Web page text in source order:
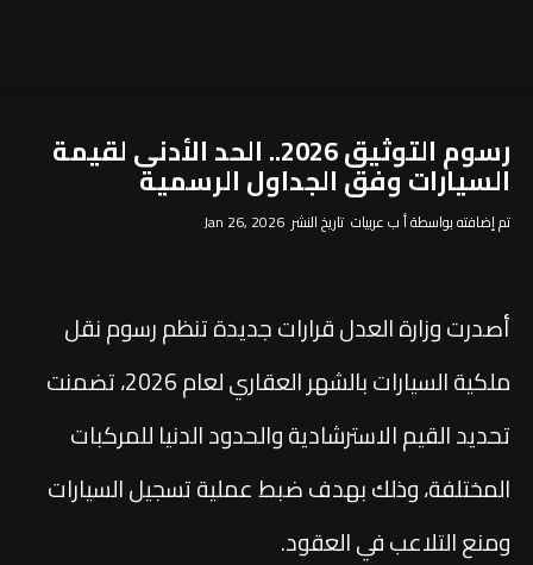
رسوم التوثيق 2026.. الحد الأدنى لقيمة
السيارات وفق الجداول الرسمية
تم إضافته بواسطة أ ب عربيات تاريخ النشر Jan 26, 2026
أصدرت وزارة العدل قرارات جديدة تنظم رسوم نقل
ملكية السيارات بالشهر العقاري لعام 2026، تضمنت
تحديد القيم الاسترشادية والحدود الدنيا للمركبات
المختلفة، وذلك بهدف ضبط عملية تسجيل السيارات
ومنع التلاعب في العقود.